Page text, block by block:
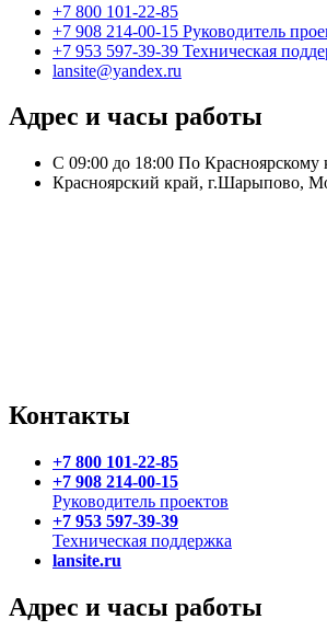
+7 800 101-22-85
+7 908 214-00-15 Руководитель
+7 953 597-39-39 Техническая
lansite@yandex.ru
Адрес и часы работы
С 09:00 до 18:00 По Красноярскому
Красноярский край, г.Шарыпово,
Контакты
+7 800 101-22-85
+7 908 214-00-15
Руководитель проектов
+7 953 597-39-39
Техническая поддержка
lansite.ru
Адрес и часы работы